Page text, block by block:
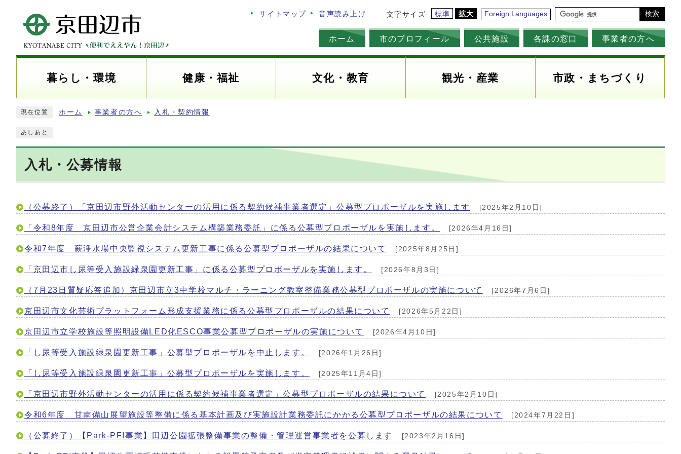
サイトマップ 音声読み上げ 文字サイズ 標準 拡大 Foreign Languages 検索
ホーム 市のプロフィール 公共施設 各課の窓口 事業者の方へ
暮らし・環境 健康・福祉 文化・教育 観光・産業 市政・まちづくり
現在位置 ホーム 事業者の方へ 入札・契約情報
あしあと
入札・公募情報
（公募終了）「京田辺市野外活動センターの活用に係る契約候補事業者選定」公募型プロポーザルを実施します [2025年2月10日]
「令和8年度 京田辺市公営企業会計システム構築業務委託」に係る公募型プロポーザルを実施します。 [2026年4月16日]
令和7年度 薪浄水場中央監視システム更新工事に係る公募型プロポーザルの結果について [2025年8月25日]
「京田辺市し尿等受入施設緑泉園更新工事」に係る公募型プロポーザルを実施します。 [2026年8月3日]
（7月23日質疑応答追加）京田辺市立3中学校マルチ・ラーニング教室整備業務公募型プロポーザルの実施について [2026年7月6日]
京田辺市文化芸術プラットフォーム形成支援業務に係る公募型プロポーザルの結果について [2026年5月22日]
京田辺市立学校施設等照明設備LED化ESCO事業公募型プロポーザルの実施について [2026年4月10日]
「し尿等受入施設緑泉園更新工事」公募型プロポーザルを中止します。 [2026年1月26日]
「し尿等受入施設緑泉園更新工事」公募型プロポーザルを実施します。 [2025年11月4日]
「京田辺市野外活動センターの活用に係る契約候補事業者選定」公募型プロポーザルの結果について [2025年2月10日]
令和6年度 甘南備山展望施設等整備に係る基本計画及び実施設計業務委託にかかる公募型プロポーザルの結果について [2024年7月22日]
（公募終了）【Park-PFI事業】田辺公園拡張整備事業の整備・管理運営事業者を公募します [2023年2月16日]